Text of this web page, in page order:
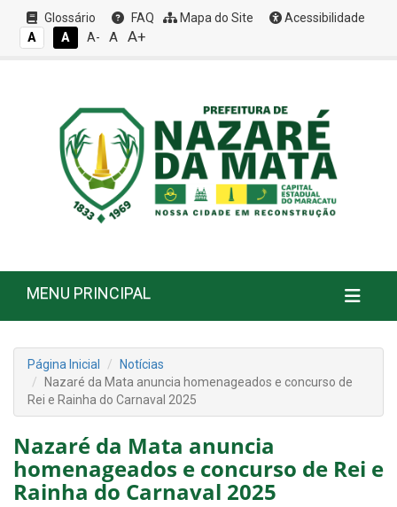
Glossário FAQ Mapa do Site
Acessibilidade
A
A A- A A+
MENU PRINCIPAL
Página Inicial
Notícias
Nazaré da Mata anuncia homenageados e concurso de
Rei e Rainha do Carnaval 2025
Nazaré da Mata anuncia
homenageados e concurso de Rei e
Rainha do Carnaval 2025